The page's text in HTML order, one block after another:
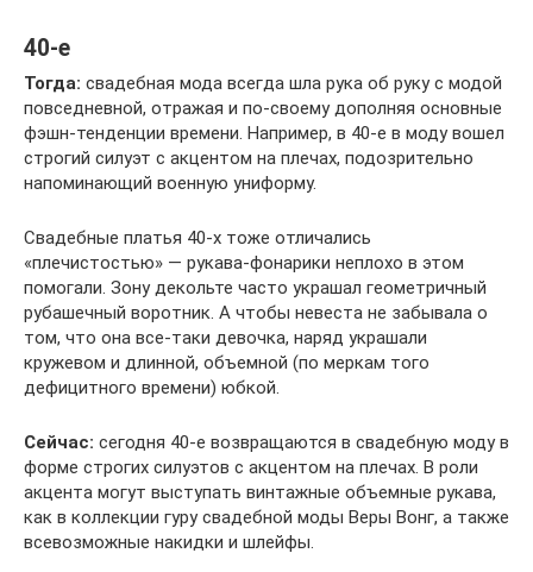
40-е
Тогда: свадебная мода всегда шла рука об руку с модой
повседневной, отражая и по-своему дополняя основные
фэшн-тенденции времени. Например, в 40-е в моду вошел
строгий силуэт с акцентом на плечах, подозрительно
напоминающий военную униформу.
Свадебные платья 40-х тоже отличались
«плечистостью» — рукава-фонарики неплохо в этом
помогали. Зону декольте часто украшал геометричный
рубашечный воротник. А чтобы невеста не забывала о
том, что она все-таки девочка, наряд украшали
кружевом и длинной, объемной (по меркам того
дефицитного времени) юбкой.
Сейчас: сегодня 40-е возвращаются в свадебную моду в
форме строгих силуэтов с акцентом на плечах. В роли
акцента могут выступать винтажные объемные рукава,
как в коллекции гуру свадебной моды Веры Вонг, а также
всевозможные накидки и шлейфы.